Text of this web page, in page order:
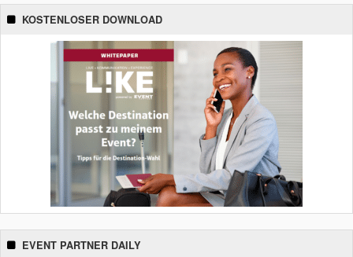
KOSTENLOSER DOWNLOAD
EVENT PARTNER DAILY